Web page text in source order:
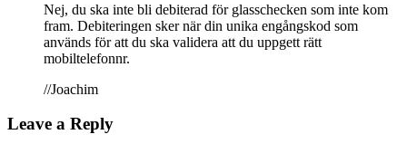
Nej, du ska inte bli debiterad för glasschecken som inte kom
fram. Debiteringen sker när din unika engångskod som
används för att du ska validera att du uppgett rätt
mobiltelefonnr.
//Joachim
Leave a Reply